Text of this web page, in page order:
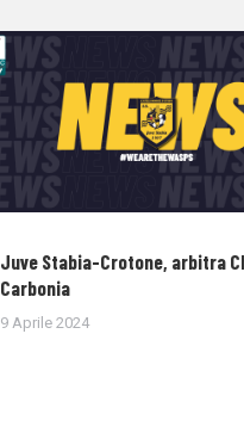
Juve Stabia-Crotone, arbitra
Carbonia
9 Aprile 2024